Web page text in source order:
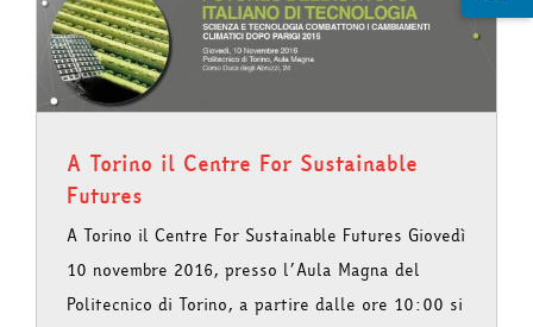
A Torino il Centre For Sustainable
Futures
A Torino il Centre For Sustainable Futures Giovedì
10 novembre 2016, presso l’Aula Magna del
Politecnico di Torino, a partire dalle ore 10:00 si